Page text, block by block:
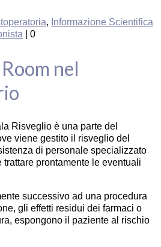
, Informazione Scientifica
0
nel
Risveglio è una parte del
viene gestito il risveglio del
di personale specializzato
prontamente le eventuali
successivo ad una procedura
gli effetti residui dei farmaci o
espongono il paziente al rischio